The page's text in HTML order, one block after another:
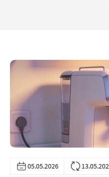
05.05.2026